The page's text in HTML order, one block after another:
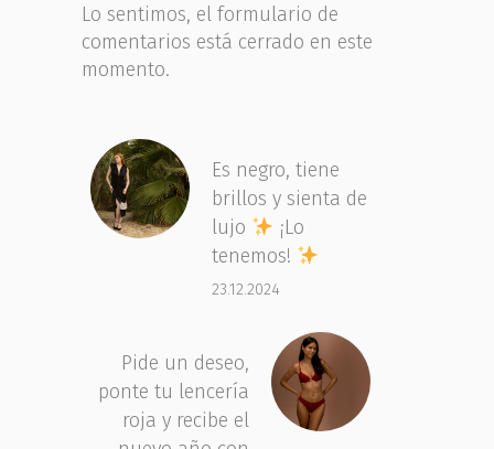
Lo sentimos, el formulario de
comentarios está cerrado en este
momento.
Es negro, tiene
brillos y sienta de
lujo
¡Lo
tenemos!
23.12.2024
Pide un deseo,
ponte tu lencería
roja y recibe el